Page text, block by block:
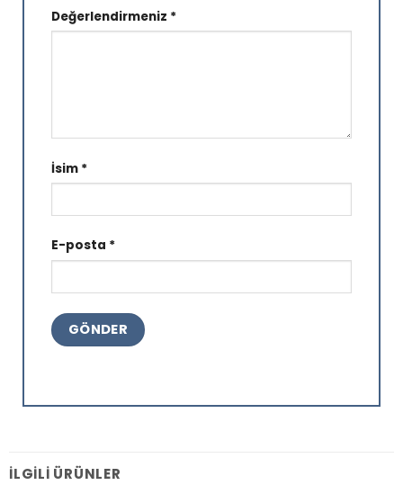
Değerlendirmeniz *
İsim *
E-posta *
İLGILI ÜRÜNLER